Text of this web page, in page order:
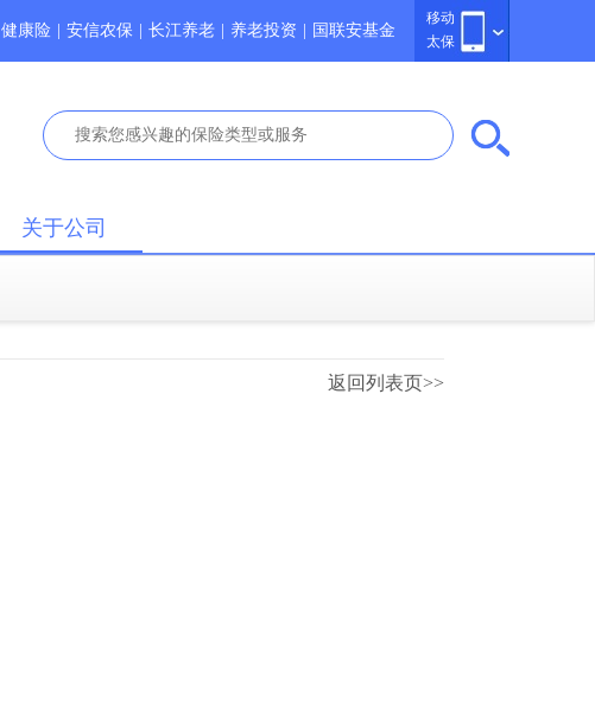
移动
太保
健康险 安信农保 长江养老 养老投资 国联安基金
关于公司
返回列表页>>